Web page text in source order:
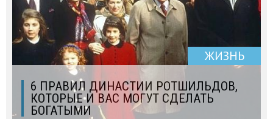
ЖИЗНЬ
6 ПРАВИЛ ДИНАСТИИ РОТШИЛЬДОВ,
КОТОРЫЕ И ВАС МОГУТ СДЕЛАТЬ
БОГАТЫМИ